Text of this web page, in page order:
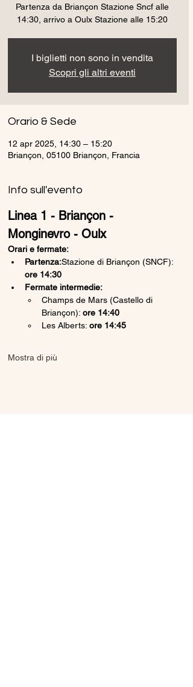
Partenza da Briançon Stazione Sncf alle
14:30, arrivo a Oulx Stazione alle 15:20
I biglietti non sono in vendita
Scopri gli altri eventi
Orario & Sede
12 apr 2025, 14:30 – 15:20
Briançon, 05100 Briançon, Francia
Info sull'evento
Linea 1 - Briançon -
Monginevro - Oulx
Orari e fermate:
Partenza:Stazione di Briançon (SNCF):
ore 14:30
Fermate intermedie:
Champs de Mars (Castello di
Briançon): ore 14:40
Les Alberts: ore 14:45
Mostra di più